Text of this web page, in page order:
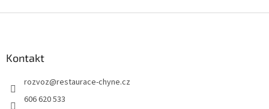
Kontakt
rozvoz@restaurace-chyne.cz
606 620 533